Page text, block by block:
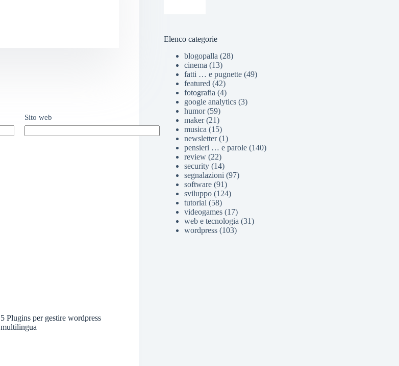
Sito web
5 Plugins per gestire wordpress
multilingua
Elenco categorie
blogopalla (28)
cinema (13)
fatti … e pugnette (49)
featured (42)
fotografia (4)
google analytics (3)
humor(59)
maker(21)
musica (15)
newsletter(1)
pensieri … e parole (140)
review (22)
security (14)
segnalazioni (97)
software (91)
sviluppo (124)
tutorial (58)
videogames (17)
web e tecnologia (31)
wordpress (103)